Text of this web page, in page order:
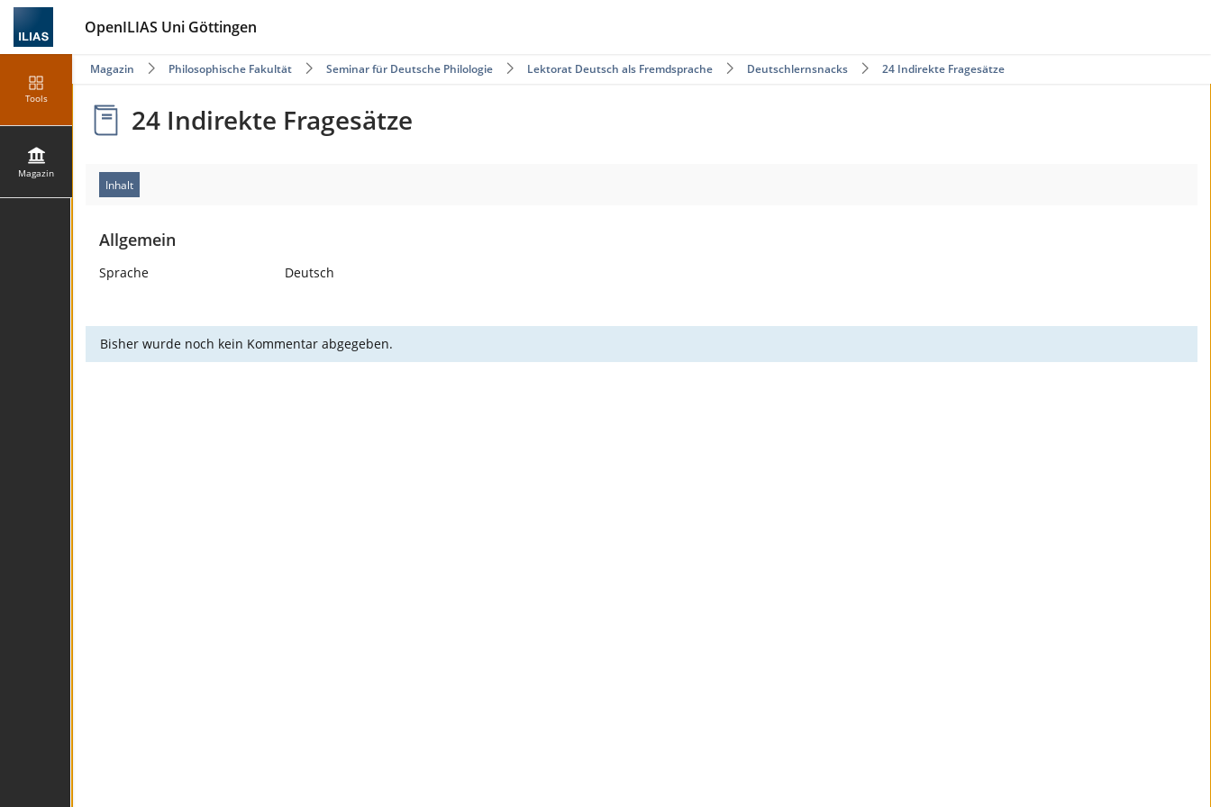
OpenILIAS Uni Göttingen
Tools
Magazin
Magazin Philosophische Fakultät Seminar für Deutsche Philologie Lektorat Deutsch als Fremdsprache Deutschlernsnacks 24 Indirekte Fragesätze
24 Indirekte Fragesätze
Inhalt
Allgemein
Sprache Deutsch
Bisher wurde noch kein Kommentar abgegeben.